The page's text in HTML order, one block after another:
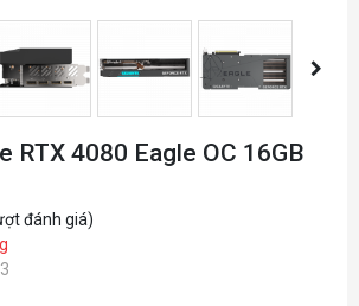
RTX 4080 Eagle OC 16GB
đánh giá)